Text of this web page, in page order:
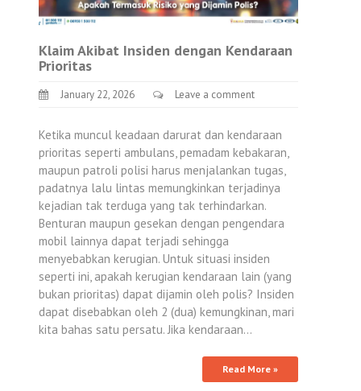
Klaim Akibat Insiden dengan Kendaraan
Prioritas
January 22, 2026 Leave a comment
Ketika muncul keadaan darurat dan kendaraan
prioritas seperti ambulans, pemadam kebakaran,
maupun patroli polisi harus menjalankan tugas,
padatnya lalu lintas memungkinkan terjadinya
kejadian tak terduga yang tak terhindarkan.
Benturan maupun gesekan dengan pengendara
mobil lainnya dapat terjadi sehingga
menyebabkan kerugian. Untuk situasi insiden
seperti ini, apakah kerugian kendaraan lain (yang
bukan prioritas) dapat dijamin oleh polis? Insiden
dapat disebabkan oleh 2 (dua) kemungkinan, mari
kita bahas satu persatu. Jika kendaraan…
Read More »